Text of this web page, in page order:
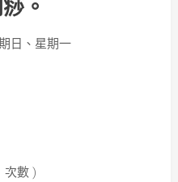
。
日、星期一
次數 )